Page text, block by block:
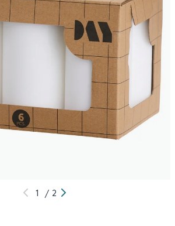
House rio black
199
1 / 2